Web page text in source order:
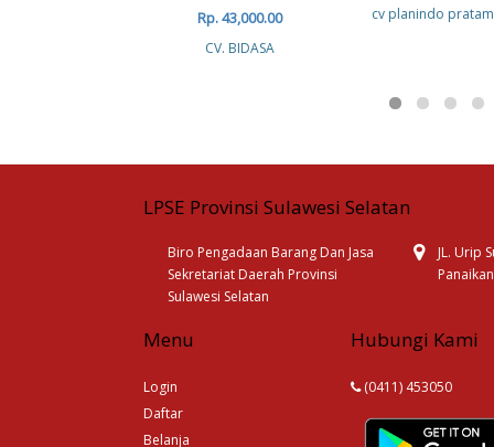
Rp. 43,000.00
CV. BIDASA
cv planindo
LPSE Provinsi Sulawesi Selatan
Biro Pengadaan Barang Dan Jasa
Sekretariat Daerah Provinsi
Sulawesi Selatan
JL. Urip
Menu
Login
Daftar
Belanja
Hubungi Kami
(0411) 453050